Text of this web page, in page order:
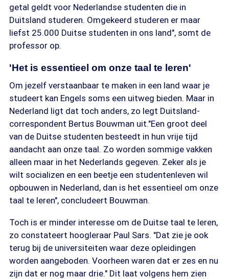
getal geldt voor Nederlandse studenten die in
Duitsland studeren. Omgekeerd studeren er maar
liefst 25.000 Duitse studenten in ons land", somt de
professor op.
'Het is essentieel om onze taal te leren'
Om jezelf verstaanbaar te maken in een land waar je
studeert kan Engels soms een uitweg bieden. Maar in
Nederland ligt dat toch anders, zo legt Duitsland-
correspondent Bertus Bouwman uit."Een groot deel
van de Duitse studenten besteedt in hun vrije tijd
aandacht aan onze taal. Zo worden sommige vakken
alleen maar in het Nederlands gegeven. Zeker als je
wilt socializen en een beetje een studentenleven wil
opbouwen in Nederland, dan is het essentieel om onze
taal te leren", concludeert Bouwman.
Toch is er minder interesse om de Duitse taal te leren,
zo constateert hoogleraar Paul Sars. "Dat zie je ook
terug bij de universiteiten waar deze opleidingen
worden aangeboden. Voorheen waren dat er zes en nu
zijn dat er nog maar drie." Dit laat volgens hem zien